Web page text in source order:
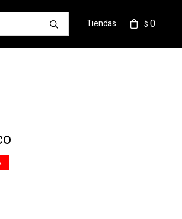
$ 0
Tiendas